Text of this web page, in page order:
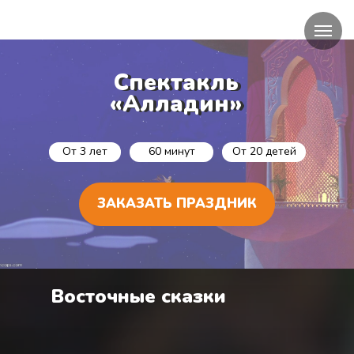
Спектакль
«Алладин»
Спектакль
«Алладин»
ЗАКАЗАТЬ ПРАЗДНИК
От 3 лет 60 минут От 20 детей
Восточные сказки